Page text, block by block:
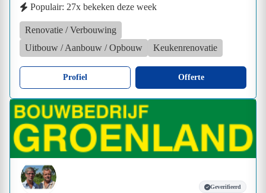
Populair: 27x bekeken deze week
Renovatie / Verbouwing
Uitbouw / Aanbouw / Opbouw
Keukenrenovatie
Profiel Offerte
Geverifieerd